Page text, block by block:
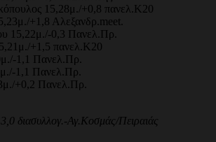
15,28μ./+0,8 πανελ.Κ20
+1,8 Αλεξανδρ.meet.
15,22μ./-0,3 Πανελ.Πρ.
+1,5 πανελ.Κ20
1,1 Πανελ.Πρ.
1,1 Πανελ.Πρ.
+0,2 Πανελ.Πρ.
διασυλλογ.-Αγ.Κοσμάς/Πειραιάς